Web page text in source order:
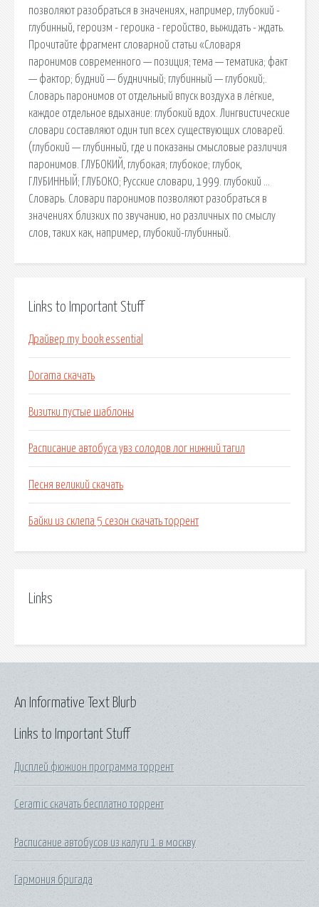
позволяют разобраться в значениях, например, глубокий -
глубинный, героизм - героика - геройство, выжидать - ждать.
Прочитайте фрагмент словарной статьи «Словаря
паронимов современного — позиция; тема — тематика; факт
— фактор; будний — будничный; глубинный — глубокий;.
Словарь паронимов от отдельный впуск воздуха в лёгкие,
каждое отдельное вдыхание: глубокий вдох. Лингвистические
словари составляют один тип всех существующих словарей.
(глубокий — глубинный, где и показаны смысловые различия
паронимов. ГЛУБОКИЙ, глубокая; глубокое; глубок,
ГЛУБИННЫЙ; ГЛУБОКО; Русские словари, 1999. глубокий …
Словарь. Словари паронимов позволяют разобраться в
значениях близких по звучанию, но различных по смыслу
слов, таких как, например, глубокий-глубинный.
Links to Important Stuff
Драйвер my book essential
Dorama скачать
Визитки пустые шаблоны
Расписание автобуса увз солодов лог нижний тагил
Песня великий скачать
Байки из склепа 5 сезон скачать торрент
Links
Links to Important Stuff
Дисплей фюжион программа торрент
Ceramic скачать бесплатно торрент
Расписание автобусов из калуги 1 в москву
Гармония бригада
An Informative Text Blurb